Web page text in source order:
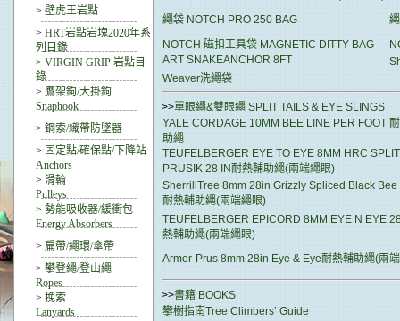
> 壁虎王岩點
> HRT岩點岩塊2020年系
列目錄
> VIRGIN GRIP 岩點目
錄
> 鷹架鉤/大掛鉤
Snaphook
> 鋼索/織帶防墜器
> 固定點/確保點/下降站
Anchors
> 滑輪
Pulleys
> 勢能吸收器/緩衝包
Energy Absorbers
> 扁帶/繩環/傘帶
> 攀登繩/登山繩
Ropes
> 挽索
Lanyards
繩袋 NOTCH PRO 250 BAG
NOTCH 磁扣工具袋 MAGNETIC DITTY BAG
ART SNAKEANCHOR 8FT
Weaver洗繩袋
>>單眼繩&雙眼繩 SPLIT TAILS & EYE SLINGS
YALE CORDAGE 10MM BEE LINE PER FOOT
助繩
TEUFELBERGER EYE TO EYE 8MM HRC
PRUSIK 28 IN耐熱輔助繩(兩端繩眼)
SherrillTree 8mm 28in Grizzly Spliced Black Bee
耐熱輔助繩(兩端繩眼)
TEUFELBERGER EPICORD 8MM EYE N EYE
熱輔助繩(兩端繩眼)
Armor-Prus 8mm 28in Eye & Eye耐熱輔助繩(兩
>>書籍 BOOKS
攀樹指南Tree Climbers’ Guide